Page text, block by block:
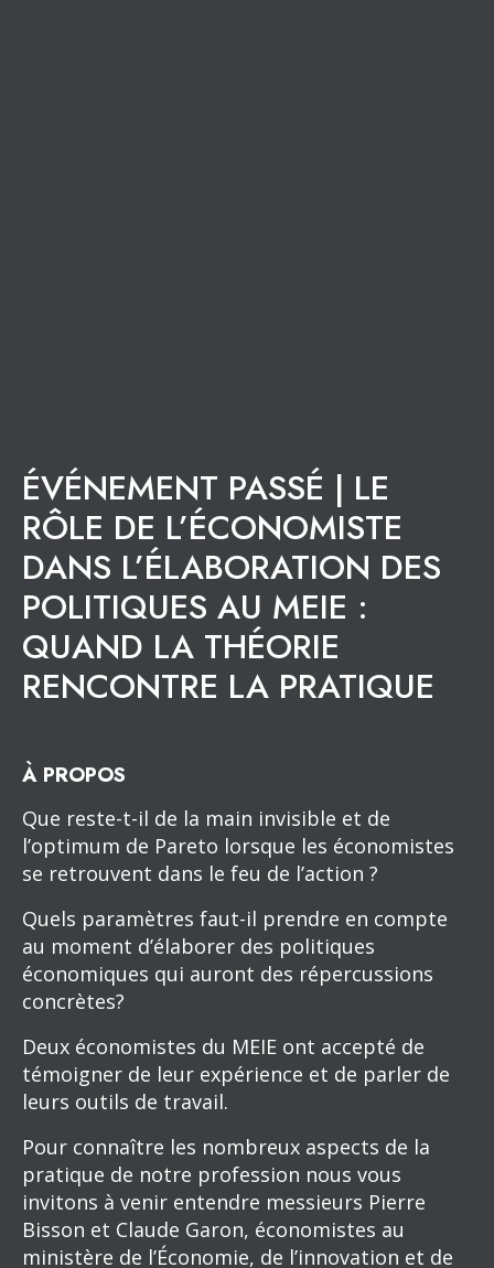
ÉVÉNEMENT PASSÉ | LE
RÔLE DE L’ÉCONOMISTE
DANS L’ÉLABORATION DES
POLITIQUES AU MEIE :
QUAND LA THÉORIE
RENCONTRE LA PRATIQUE
À PROPOS
Que reste-t-il de la main invisible et de
l’optimum de Pareto lorsque les économistes
se retrouvent dans le feu de l’action ?
Quels paramètres faut-il prendre en compte
au moment d’élaborer des politiques
économiques qui auront des répercussions
concrètes?
Deux économistes du MEIE ont accepté de
témoigner de leur expérience et de parler de
leurs outils de travail.
Pour connaître les nombreux aspects de la
pratique de notre profession nous vous
invitons à venir entendre messieurs Pierre
Bisson et Claude Garon, économistes au
ministère de l’Économie, de l’innovation et de